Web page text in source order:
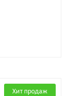
Хит продаж